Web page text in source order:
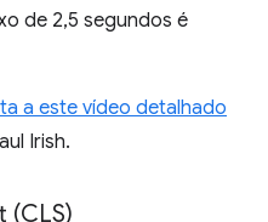
de 2,5 segundos é
a este vídeo detalhado
Irish.
(CLS)